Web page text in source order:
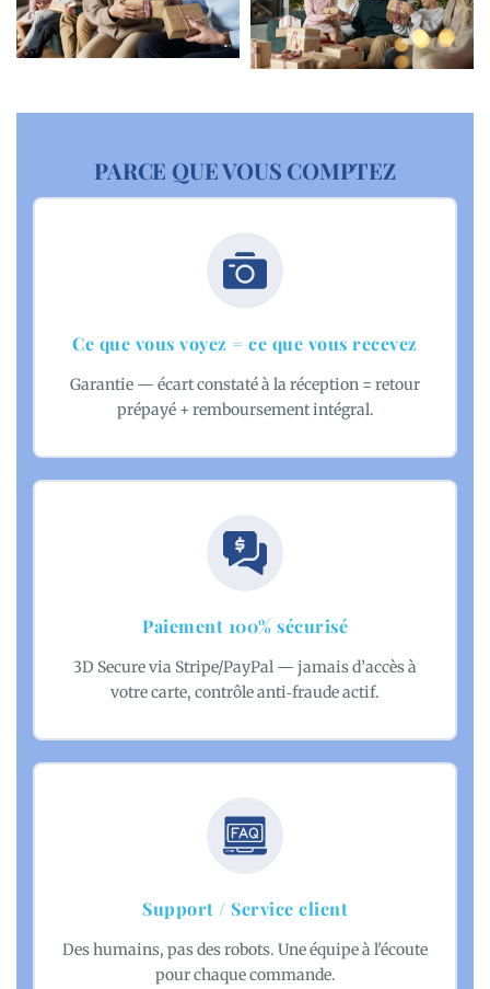
PARCE QUE VOUS COMPTEZ
Ce que vous voyez = ce que vous recevez
Garantie — écart constaté à la réception = retour
prépayé + remboursement intégral.
Paiement 100% sécurisé
3D Secure via Stripe/PayPal — jamais d’accès à
votre carte, contrôle anti‑fraude actif.
Support / Service client
Des humains, pas des robots. Une équipe à l'écoute
pour chaque commande.